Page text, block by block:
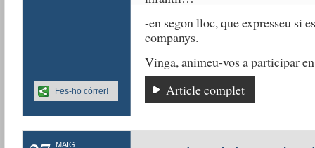
-en segon lloc, que expresseu si
companys.
Vinga, animeu-vos a participar
Article complet
Fes-ho córrer!
MAIG